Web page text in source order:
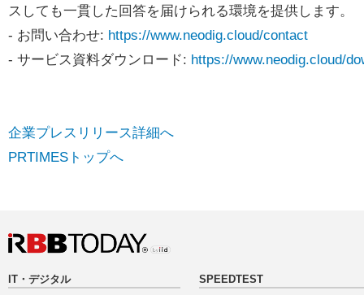
スしても一貫した回答を届けられる環境を提供します。
- お問い合わせ: https://www.neodig.cloud/contact
- サービス資料ダウンロード: https://www.neodig.cloud/
企業プレスリリース詳細へ
PRTIMESトップへ
IT・デジタル
SPEEDTEST